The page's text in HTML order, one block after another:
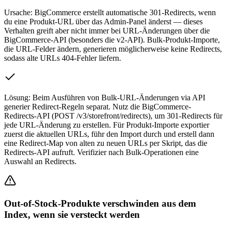
Ursache: BigCommerce erstellt automatische 301-Redirects, wenn
du eine Produkt-URL über das Admin-Panel änderst — dieses
Verhalten greift aber nicht immer bei URL-Änderungen über die
BigCommerce-API (besonders die v2-API). Bulk-Produkt-Importe,
die URL-Felder ändern, generieren möglicherweise keine Redirects,
sodass alte URLs 404-Fehler liefern.
Lösung: Beim Ausführen von Bulk-URL-Änderungen via API
generier Redirect-Regeln separat. Nutz die BigCommerce-
Redirects-API (POST /v3/storefront/redirects), um 301-Redirects für
jede URL-Änderung zu erstellen. Für Produkt-Importe exportier
zuerst die aktuellen URLs, führ den Import durch und erstell dann
eine Redirect-Map von alten zu neuen URLs per Skript, das die
Redirects-API aufruft. Verifizier nach Bulk-Operationen eine
Auswahl an Redirects.
Out-of-Stock-Produkte verschwinden aus dem
Index, wenn sie versteckt werden